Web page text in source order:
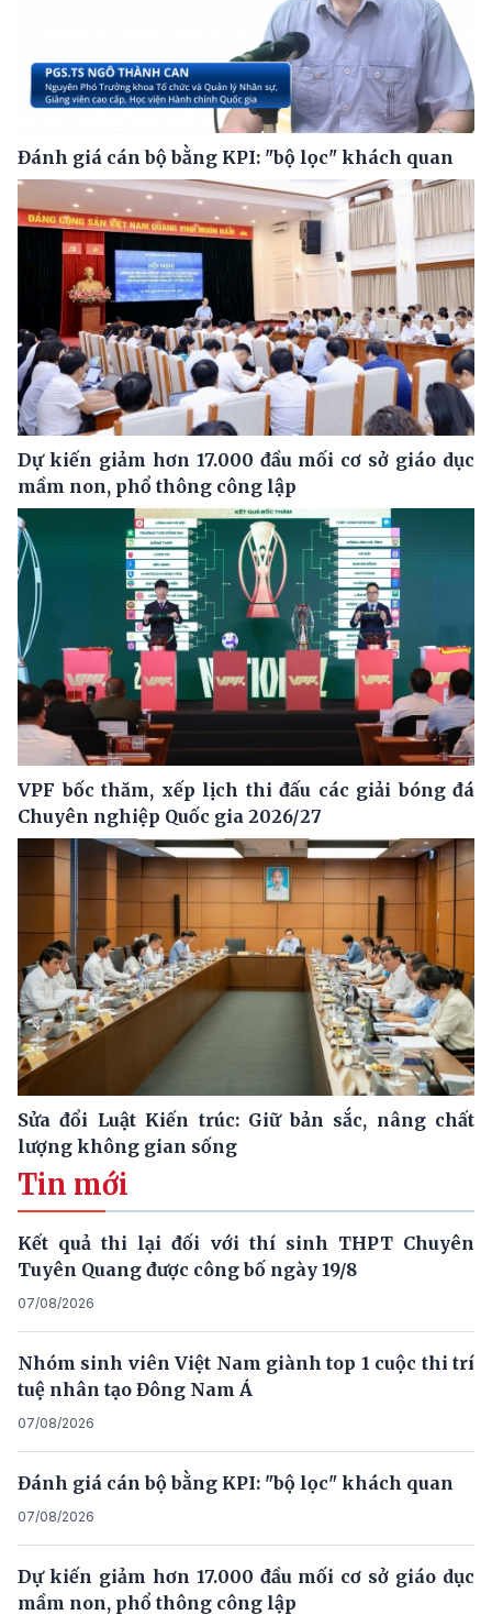
Đánh giá cán bộ bằng KPI: "bộ lọc" khách quan
Dự kiến giảm hơn 17.000 đầu mối cơ sở giáo dục
mầm non, phổ thông công lập
VPF bốc thăm, xếp lịch thi đấu các giải bóng đá
Chuyên nghiệp Quốc gia 2026/27
Sửa đổi Luật Kiến trúc: Giữ bản sắc, nâng chất
lượng không gian sống
Tin mới
Kết quả thi lại đối với thí sinh THPT Chuyên
Tuyên Quang được công bố ngày 19/8
07/08/2026
Nhóm sinh viên Việt Nam giành top 1 cuộc thi trí
tuệ nhân tạo Đông Nam Á
07/08/2026
Đánh giá cán bộ bằng KPI: "bộ lọc" khách quan
07/08/2026
Dự kiến giảm hơn 17.000 đầu mối cơ sở giáo dục
mầm non, phổ thông công lập